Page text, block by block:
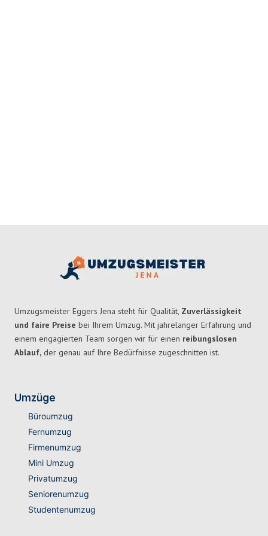
Umzugsmeister Eggers Jena steht für Qualität, Zuverlässigkeit
und faire Preise bei Ihrem Umzug. Mit jahrelanger Erfahrung und
einem engagierten Team sorgen wir für einen reibungslosen
Ablauf, der genau auf Ihre Bedürfnisse zugeschnitten ist.
Umzüge
Büroumzug
Fernumzug
Firmenumzug
Mini Umzug
Privatumzug
Seniorenumzug
Studentenumzug